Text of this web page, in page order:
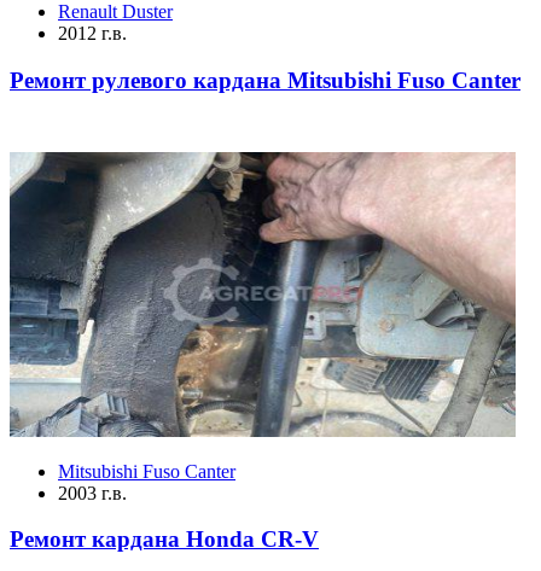
Renault Duster
2012 г.в.
Ремонт рулевого кардана Mitsubishi Fuso Canter
Mitsubishi Fuso Canter
2003 г.в.
Ремонт кардана Honda CR-V